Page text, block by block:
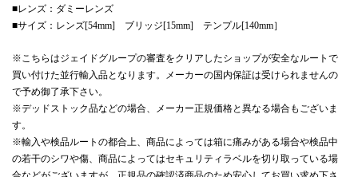
■レンズ：ダミーレンズ
■サイズ：レンズ[54mm] ブリッジ[15mm] テンプル[140mm］
※こちらはジェイドグループの審査をクリアしたショップが安全なルートで
買い付けた並行輸入品となります。メーカーの国内保証は受けられませんの
で予め御了承下さい。
※デッドストック品などの場合、メーカー正規価格と異なる場合もございま
す。
※輸入や検品ルートの都合上、商品によっては箱に痛みがある場合や検品中
の若干のシワや傷、商品によってはセキュリティラベルを切り取っている場